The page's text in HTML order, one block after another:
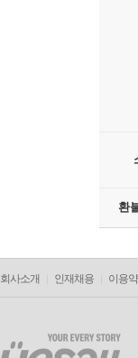
환
회사소개 인재채용 이용